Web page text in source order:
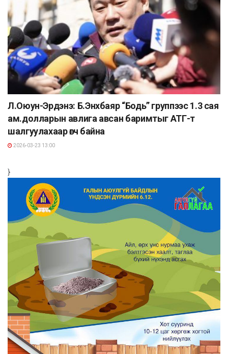
Л.Оюун-Эрдэнэ: Б.Энхбаяр “Бодь” группээс 1.3 сая
ам.долларын авлига авсан баримтыг АТГ-т
шалгуулахаар өгч байна
2026-03-23 13:00
}